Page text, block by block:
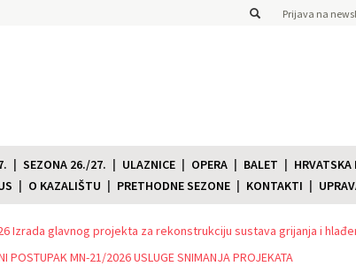
Prijava na
SEZONA 26./27. ULAZNICE OPERA BALET
HRVATSKA
O KAZALIŠTU PRETHODNE SEZONE KONTAKTI
Izrada glavnog projekta za rekonstrukciju sustava grijanja i
POSTUPAK MN-21/2026 USLUGE SNIMANJA PROJEKATA